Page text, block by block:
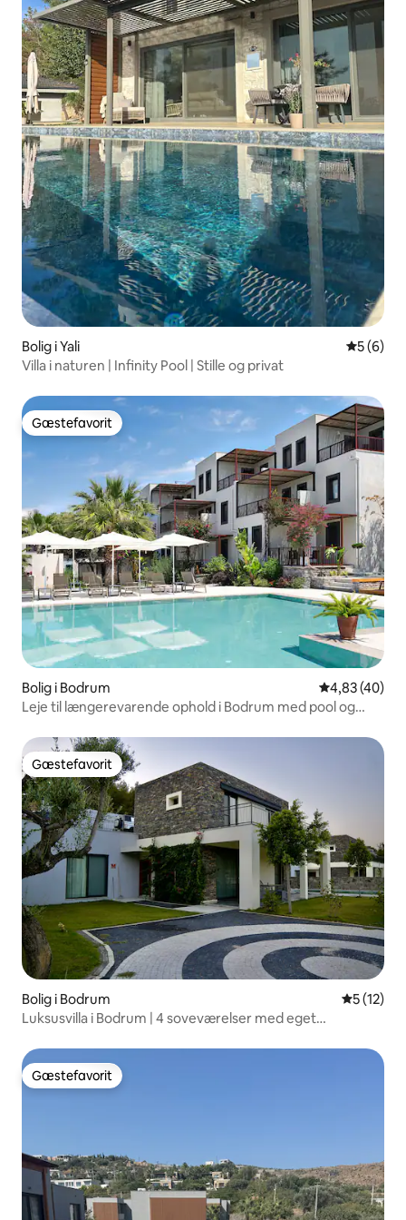
Bolig i Yali 5 ud af 5
5 (6)
Villa i naturen | Infinity Pool | Stille og privat
Gæstefavorit
Gæstefavorit
Bolig i Bodrum 4,83 ud af 5 i
4,83 (40)
Leje til længerevarende ophold i Bodrum med pool og
Gæstefavorit
Gæstefavorit
Bolig i Bodrum 5 ud af 5
5 (12)
Luksusvilla i Bodrum | 4 soveværelser med eget
Gæstefavorit
Gæstefavorit